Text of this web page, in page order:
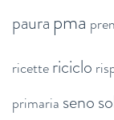
paura pma
ricettericiclo
primaria seno